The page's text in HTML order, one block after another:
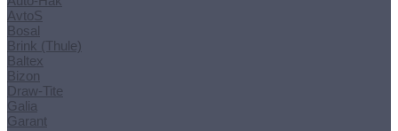
AvtoS
Bosal
Brink (Thule)
Baltex
Bizon
Draw-Tite
Galia
Garant